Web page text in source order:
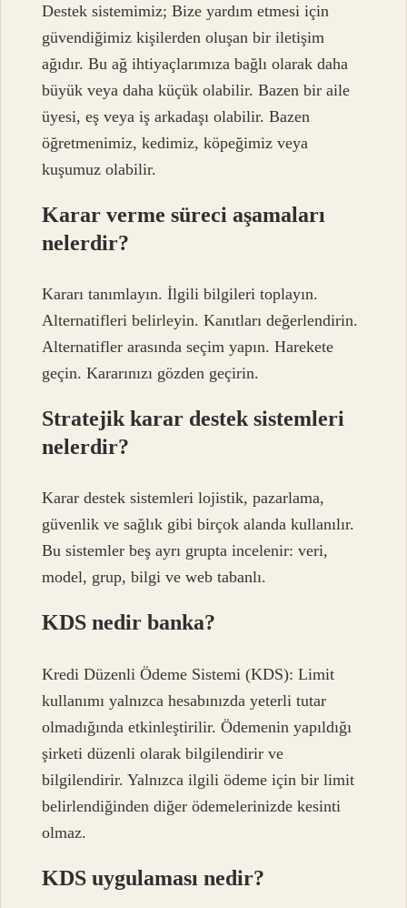
Destek sistemimiz; Bize yardım etmesi için
güvendiğimiz kişilerden oluşan bir iletişim
ağıdır. Bu ağ ihtiyaçlarımıza bağlı olarak daha
büyük veya daha küçük olabilir. Bazen bir aile
üyesi, eş veya iş arkadaşı olabilir. Bazen
öğretmenimiz, kedimiz, köpeğimiz veya
kuşumuz olabilir.
Karar verme süreci aşamaları
nelerdir?
Kararı tanımlayın. İlgili bilgileri toplayın.
Alternatifleri belirleyin. Kanıtları değerlendirin.
Alternatifler arasında seçim yapın. Harekete
geçin. Kararınızı gözden geçirin.
Stratejik karar destek sistemleri
nelerdir?
Karar destek sistemleri lojistik, pazarlama,
güvenlik ve sağlık gibi birçok alanda kullanılır.
Bu sistemler beş ayrı grupta incelenir: veri,
model, grup, bilgi ve web tabanlı.
KDS nedir banka?
Kredi Düzenli Ödeme Sistemi (KDS): Limit
kullanımı yalnızca hesabınızda yeterli tutar
olmadığında etkinleştirilir. Ödemenin yapıldığı
şirketi düzenli olarak bilgilendirir ve
bilgilendirir. Yalnızca ilgili ödeme için bir limit
belirlendiğinden diğer ödemelerinizde kesinti
olmaz.
KDS uygulaması nedir?